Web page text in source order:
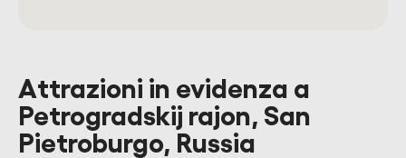
Attrazioni in evidenza a
Petrogradskij rajon, San
Pietroburgo, Russia